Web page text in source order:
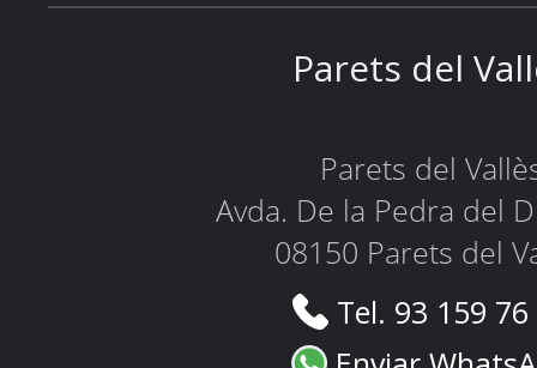
Parets del
Parets del
Avda. De la Pedra del
08150 Parets del
Tel. 93 159